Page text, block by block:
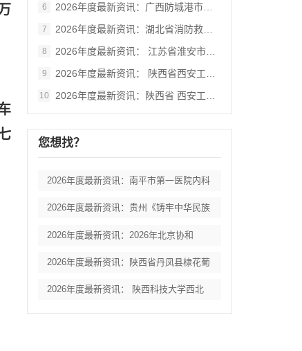
6 2026年度最新资讯：广西防城港市港口区
7 2026年度最新资讯：湖北省消防救援总队
8 2026年度最新资讯： 江苏省淮安市妇女
9 2026年度最新资讯： 陕西省西安工业大
10 2026年度最新资讯：陕西省 西安工业大
您想找？
2026年度最新资讯：南平市第一医院内科
2026年度最新资讯：贵州《铸牢中华民族
2026年度最新资讯：2026年北京协和
2026年度最新资讯：陕西省丹凤县棣花葡
2026年度最新资讯： 陕西科技大学西北